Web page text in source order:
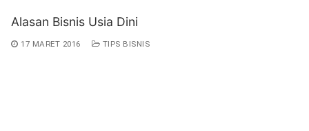
Alasan Bisnis Usia Dini
17 MARET 2016 TIPS BISNIS